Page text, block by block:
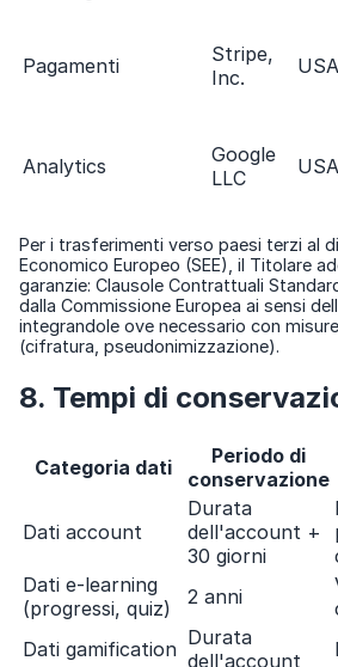
Pagamenti
Stripe,
Inc.
USA
Analytics
Google
LLC
USA
Per i trasferimenti verso paesi terzi al
Economico Europeo (SEE), il Titolare
garanzie: Clausole Contrattuali
dalla Commissione Europea ai sensi
integrandole ove necessario con
(cifratura, pseudonimizzazione).
8. Tempi di
Categoria dati
Periodo di
conservazione
Dati account
Durata
dell'account +
30 giorni
Dati e-learning
(progressi, quiz)
2 anni
Dati gamification Durata
dell'account